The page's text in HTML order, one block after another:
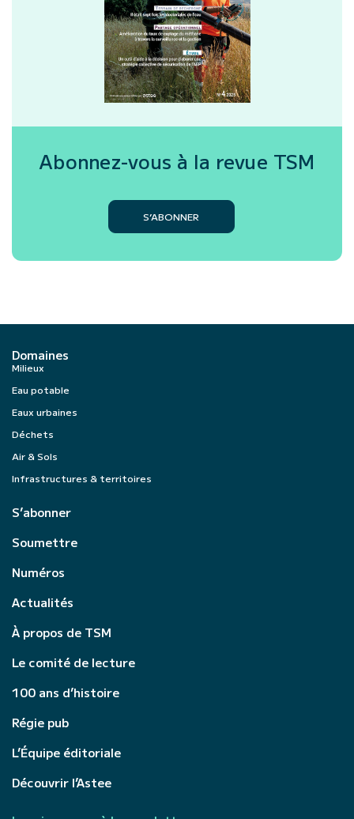
Abonnez-vous à la revue TSM
S’ABONNER
Domaines
Milieux
Eau potable
Eaux urbaines
Déchets
Air & Sols
Infrastructures & territoires
S’abonner
Soumettre
Numéros
Actualités
À propos de TSM
Le comité de lecture
100 ans d’histoire
Régie pub
L’Équipe éditoriale
Découvrir l’Astee